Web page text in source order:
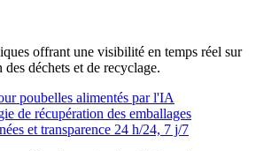
offrant une visibilité en temps réel sur
déchets et de recyclage.
poubelles alimentés par l'IA
de récupération des emballages
et transparence 24 h/24, 7 j/7